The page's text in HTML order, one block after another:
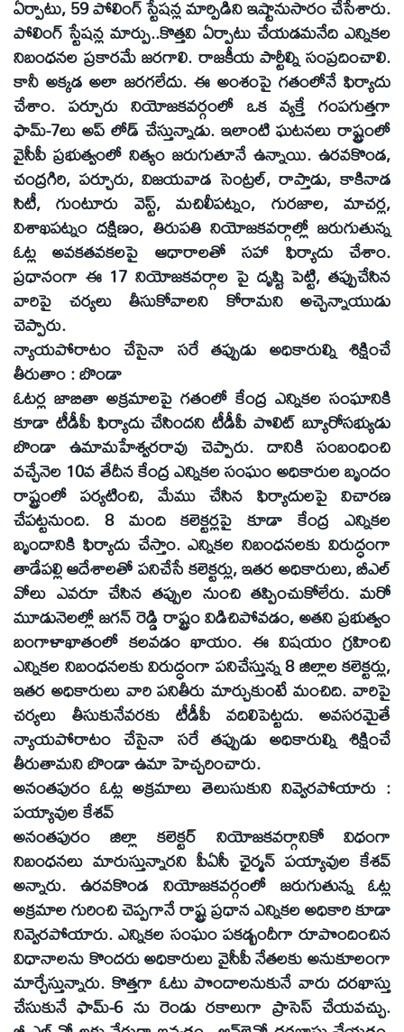
ఏర్పాటు, 59 పోలింగ్‌ స్టేషన్ల మార్పిడిని ఇష్టానుసారం చేసేశారు.
పోలింగ్‌ స్టేషన్ల మార్పు..కొత్తవి ఏర్పాటు చేయడమనేది ఎన్నికల
నిబంధనల ప్రకారమే జరగాలి. రాజకీయ పార్టీల్ని సంప్రదించాలి.
కానీ అక్కడ అలా జరగలేదు. ఈ అంశంపై గతంలోనే ఫిర్యాదు
చేశాం. పర్చూరు నియోజకవర్గంలో ఒక వ్యక్తే గంపగుత్తగా
ఫామ్‌-7లు అప్‌ లోడ్‌ చేస్తున్నాడు. ఇలాంటి ఘటనలు రాష్ట్రంలో
వైసీపీ ప్రభుత్వంలో నిత్యం జరుగుతూనే ఉన్నాయి. ఉరవకొండ,
చంద్రగిరి, పర్చూరు, విజయవాడ సెంట్రల్‌, రాప్తాడు, కాకినాడ
సిటీ, గుంటూరు వెస్ట్‌, మచిలీపట్నం, గురజాల, మాచర్ల,
విశాఖపట్నం దక్షిణం, తిరుపతి నియోజకవర్గాల్లో జరుగుతున్న
ఓట్ల అవకతవకలపై ఆధారాలతో సహా ఫిర్యాదు చేశాం.
ప్రధానంగా ఈ 17 నియోజకవర్గాల పై దృష్టి పెట్టి, తప్పుచేసిన
వారిపై చర్యలు తీసుకోవాలని కోరామని అచ్చెన్నాయుడు
చెప్పారు.
న్యాయపోరాటం చేసైనా సరే తప్పుడు అధికారుల్ని శిక్షించే
తీరుతాం : బొండా
ఓటర్ల జాబితా అక్రమాలపై గతంలో కేంద్ర ఎన్నికల సంఘానికి
కూడా టీడీపీ ఫిర్యాదు చేసిందని టీడీపీ పొలిట్‌ బ్యూరోసభ్యుడు
బొండా ఉమామహేశ్వరరావు చెప్పారు. దానికి సంబంధించి
వచ్చేనెల 10వ తేదీన కేంద్ర ఎన్నికల సంఘం అధికారుల బృందం
రాష్ట్రంలో పర్యటించి, మేము చేసిన ఫిర్యాదులపై విచారణ
చేపట్టనుంది. 8 మంది కలెక్టర్లపై కూడా కేంద్ర ఎన్నికల
బృందానికి ఫిర్యాదు చేస్తాం. ఎన్నికల నిబంధనలకు విరుద్ధంగా
తాడేపల్లి ఆదేశాలతో పనిచేసే కలెక్టర్లు, ఇతర అధికారులు, బీఎల్‌
వోలు ఎవరూ చేసిన తప్పుల నుంచి తప్పించుకోలేరు. మరో
మూడునెలల్లో జగన్‌ రెడ్డి రాష్ట్రం విడిచిపోవడం, అతని ప్రభుత్వం
బంగాళాఖాతంలో కలవడం ఖాయం. ఈ విషయం గ్రహించి
ఎన్నికల నిబంధనలకు విరుద్ధంగా పనిచేస్తున్న 8 జిల్లాల కలెక్టర్లు,
ఇతర అధికారులు వారి పనితీరు మార్చుకుంటే మంచిది. వారిపై
చర్యలు తీసుకునేవరకు టీడీపీ వదిలిపెట్టదు. అవసరమైతే
న్యాయపోరాటం చేసైనా సరే తప్పుడు అధికారుల్ని శిక్షించే
తీరుతామని బొండా ఉమా హెచ్చరించారు.
అనంతపురం ఓట్ల అక్రమాలు తెలుసుకుని నివ్వెరపోయారు :
పయ్యావుల కేశవ్‌
అనంతపురం జిల్లా కలెక్టర్‌ నియోజకవర్గానికో విధంగా
నిబంధనలు మారుస్తున్నారని పీఏసీ ఛైర్మన్‌ పయ్యావుల కేశవ్‌
అన్నారు. ఉరవకొండ నియోజకవర్గంలో జరుగుతున్న ఓట్ల
అక్రమాల గురించి చెప్పగానే రాష్ట్ర ప్రధాన ఎన్నికల అధికారి కూడా
నివ్వెరపోయారు. ఎన్నికల సంఘం పకడ్బందీగా రూపొందించిన
విధానాలను కొందరు అధికారులు వైసీపీ నేతలకు అనుకూలంగా
మార్చేస్తున్నారు. కొత్తగా ఓటు పొందాలనుకునే వారు దరఖాస్తు
చేసుకునే ఫామ్‌-6 ను రెండు రకాలుగా ప్రాసెస్‌ చేయవచ్చు.